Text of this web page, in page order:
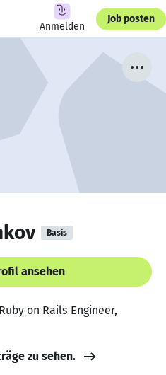
Anmelden
Job posten
Basis
ansehen
on Rails Engineer,
zu sehen.